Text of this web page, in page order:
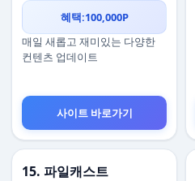
혜택:100,000P
매일 새롭고 재미있는 다양한
컨텐츠 업데이트
사이트 바로가기
15. 파일캐스트